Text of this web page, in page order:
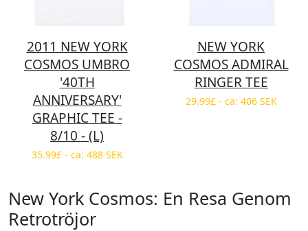
2011 NEW YORK
COSMOS UMBRO
'40TH
ANNIVERSARY'
GRAPHIC TEE -
8/10 - (L)
35.99£ - ca: 488 SEK
NEW YORK
COSMOS ADMIRAL
RINGER TEE
29.99£ - ca: 406 SEK
New York Cosmos: En Resa Genom
Retrotröjor